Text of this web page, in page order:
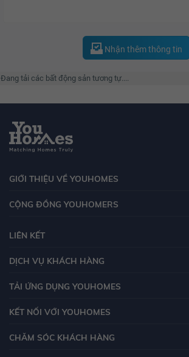
Nhận thêm thông tin
tải các bất động sản tương tự....
GIỚI THIỆU VỀ YOUHOMES
CỘNG ĐỒNG YOUHOMERS
LIÊN KẾT
DỊCH VỤ KHÁCH HÀNG
TẢI ỨNG DỤNG YOUHOMES
KẾT NỐI VỚI YOUHOMES
CHĂM SÓC KHÁCH HÀNG